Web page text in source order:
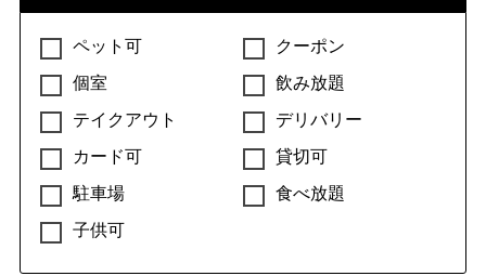
ペット可
クーポン
個室
飲み放題
テイクアウト
デリバリー
カード可
貸切可
駐車場
食べ放題
子供可